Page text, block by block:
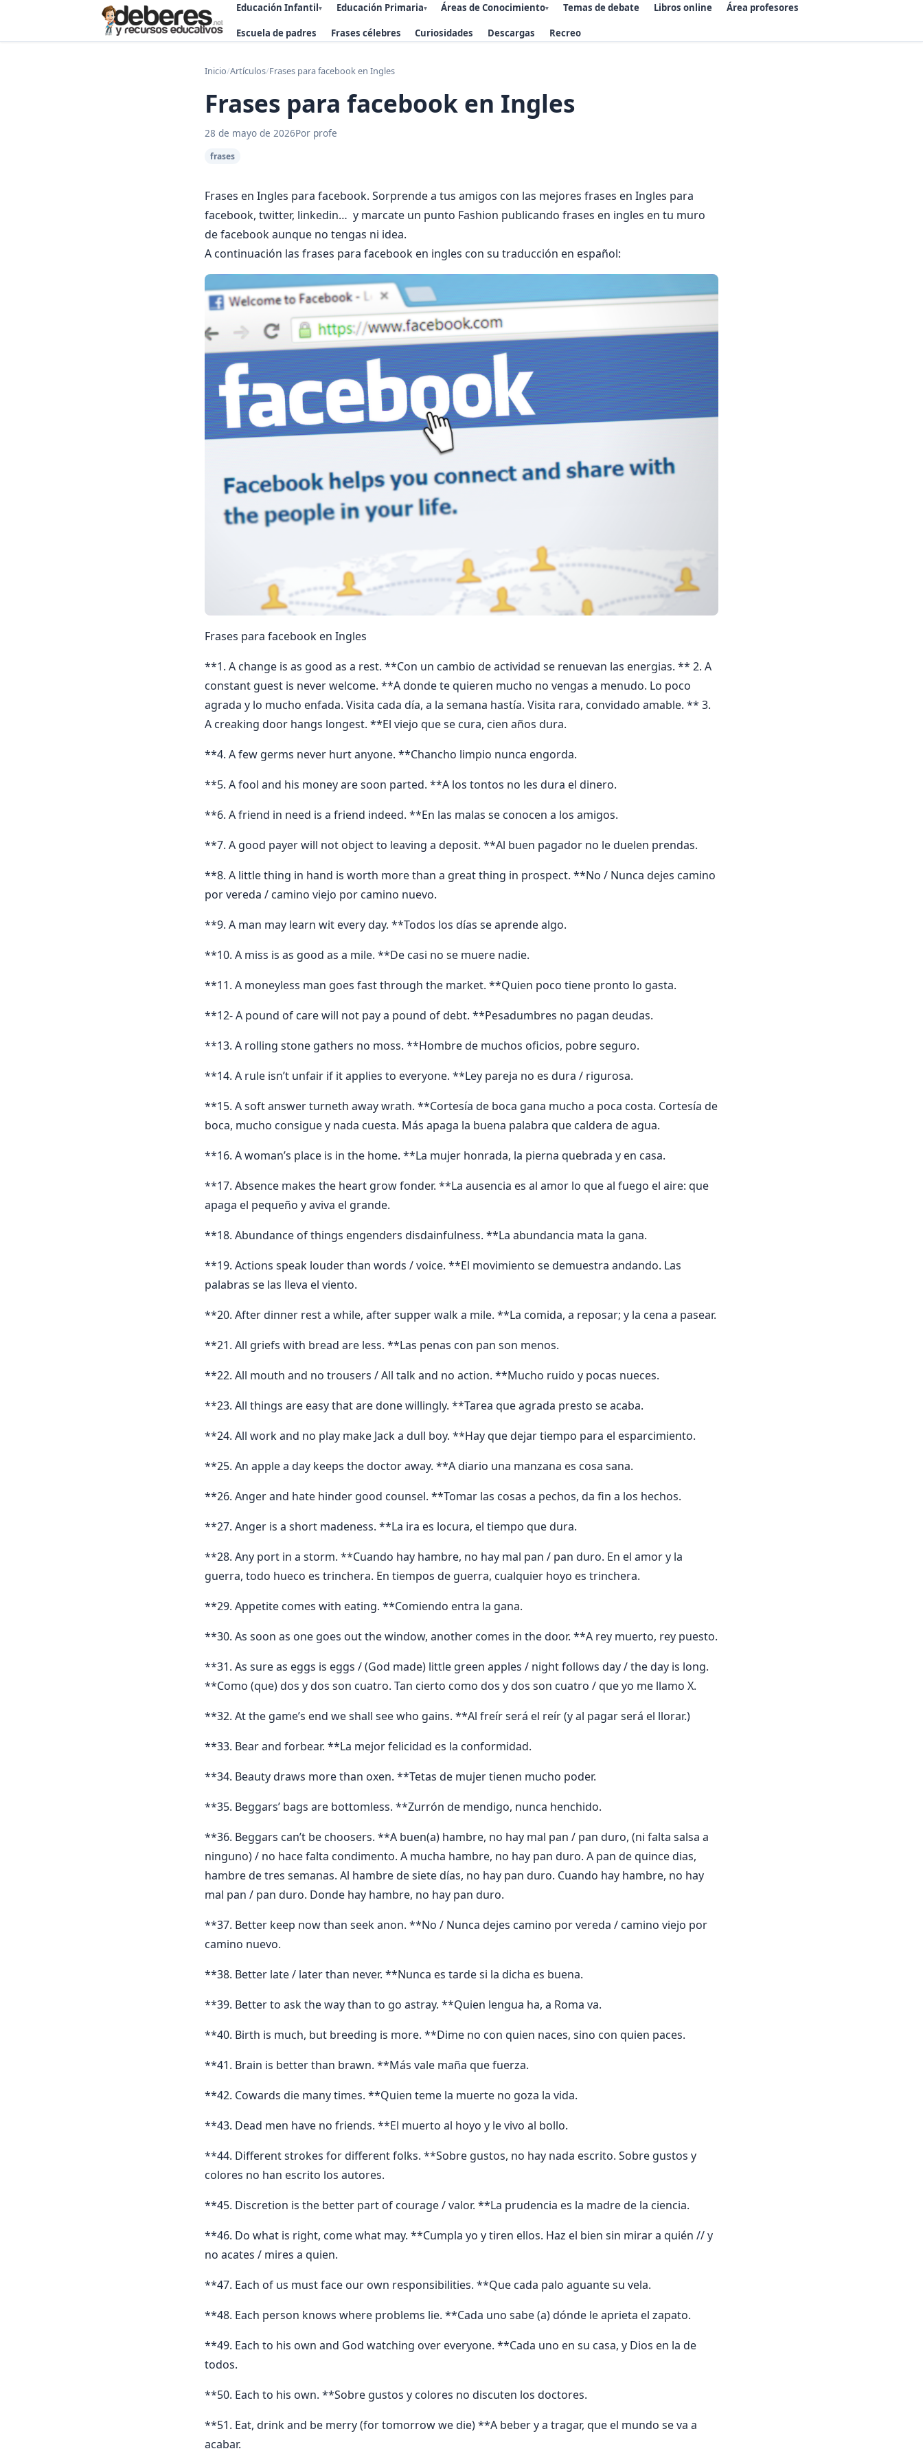
Educación Infantil▾ Educación Primaria▾ Áreas de Conocimiento▾ Temas de debate Libros online Área profesores
Escuela de padres Frases célebres Curiosidades Descargas Recreo
Inicio/Artículos/Frases para facebook en Ingles
Frases para facebook en Ingles
28 de mayo de 2026Por profe
frases
Frases en Ingles para facebook. Sorprende a tus amigos con las mejores frases en Ingles para
facebook, twitter, linkedin… y marcate un punto Fashion publicando frases en ingles en tu muro
de facebook aunque no tengas ni idea.
A continuación las frases para facebook en ingles con su traducción en español:
Frases para facebook en Ingles
**1. A change is as good as a rest. **Con un cambio de actividad se renuevan las energias. ** 2. A
constant guest is never welcome. **A donde te quieren mucho no vengas a menudo. Lo poco
agrada y lo mucho enfada. Visita cada día, a la semana hastía. Visita rara, convidado amable. ** 3.
A creaking door hangs longest. **El viejo que se cura, cien años dura.
**4. A few germs never hurt anyone. **Chancho limpio nunca engorda.
**5. A fool and his money are soon parted. **A los tontos no les dura el dinero.
**6. A friend in need is a friend indeed. **En las malas se conocen a los amigos.
**7. A good payer will not object to leaving a deposit. **Al buen pagador no le duelen prendas.
**8. A little thing in hand is worth more than a great thing in prospect. **No / Nunca dejes camino
por vereda / camino viejo por camino nuevo.
**9. A man may learn wit every day. **Todos los días se aprende algo.
**10. A miss is as good as a mile. **De casi no se muere nadie.
**11. A moneyless man goes fast through the market. **Quien poco tiene pronto lo gasta.
**12- A pound of care will not pay a pound of debt. **Pesadumbres no pagan deudas.
**13. A rolling stone gathers no moss. **Hombre de muchos oficios, pobre seguro.
**14. A rule isn’t unfair if it applies to everyone. **Ley pareja no es dura / rigurosa.
**15. A soft answer turneth away wrath. **Cortesía de boca gana mucho a poca costa. Cortesía de
boca, mucho consigue y nada cuesta. Más apaga la buena palabra que caldera de agua.
**16. A woman’s place is in the home. **La mujer honrada, la pierna quebrada y en casa.
**17. Absence makes the heart grow fonder. **La ausencia es al amor lo que al fuego el aire: que
apaga el pequeño y aviva el grande.
**18. Abundance of things engenders disdainfulness. **La abundancia mata la gana.
**19. Actions speak louder than words / voice. **El movimiento se demuestra andando. Las
palabras se las lleva el viento.
**20. After dinner rest a while, after supper walk a mile. **La comida, a reposar; y la cena a pasear.
**21. All griefs with bread are less. **Las penas con pan son menos.
**22. All mouth and no trousers / All talk and no action. **Mucho ruido y pocas nueces.
**23. All things are easy that are done willingly. **Tarea que agrada presto se acaba.
**24. All work and no play make Jack a dull boy. **Hay que dejar tiempo para el esparcimiento.
**25. An apple a day keeps the doctor away. **A diario una manzana es cosa sana.
**26. Anger and hate hinder good counsel. **Tomar las cosas a pechos, da fin a los hechos.
**27. Anger is a short madeness. **La ira es locura, el tiempo que dura.
**28. Any port in a storm. **Cuando hay hambre, no hay mal pan / pan duro. En el amor y la
guerra, todo hueco es trinchera. En tiempos de guerra, cualquier hoyo es trinchera.
**29. Appetite comes with eating. **Comiendo entra la gana.
**30. As soon as one goes out the window, another comes in the door. **A rey muerto, rey puesto.
**31. As sure as eggs is eggs / (God made) little green apples / night follows day / the day is long.
**Como (que) dos y dos son cuatro. Tan cierto como dos y dos son cuatro / que yo me llamo X.
**32. At the game’s end we shall see who gains. **Al freír será el reír (y al pagar será el llorar.)
**33. Bear and forbear. **La mejor felicidad es la conformidad.
**34. Beauty draws more than oxen. **Tetas de mujer tienen mucho poder.
**35. Beggars’ bags are bottomless. **Zurrón de mendigo, nunca henchido.
**36. Beggars can’t be choosers. **A buen(a) hambre, no hay mal pan / pan duro, (ni falta salsa a
ninguno) / no hace falta condimento. A mucha hambre, no hay pan duro. A pan de quince dias,
hambre de tres semanas. Al hambre de siete días, no hay pan duro. Cuando hay hambre, no hay
mal pan / pan duro. Donde hay hambre, no hay pan duro.
**37. Better keep now than seek anon. **No / Nunca dejes camino por vereda / camino viejo por
camino nuevo.
**38. Better late / later than never. **Nunca es tarde si la dicha es buena.
**39. Better to ask the way than to go astray. **Quien lengua ha, a Roma va.
**40. Birth is much, but breeding is more. **Dime no con quien naces, sino con quien paces.
**41. Brain is better than brawn. **Más vale maña que fuerza.
**42. Cowards die many times. **Quien teme la muerte no goza la vida.
**43. Dead men have no friends. **El muerto al hoyo y le vivo al bollo.
**44. Different strokes for different folks. **Sobre gustos, no hay nada escrito. Sobre gustos y
colores no han escrito los autores.
**45. Discretion is the better part of courage / valor. **La prudencia es la madre de la ciencia.
**46. Do what is right, come what may. **Cumpla yo y tiren ellos. Haz el bien sin mirar a quién // y
no acates / mires a quien.
**47. Each of us must face our own responsibilities. **Que cada palo aguante su vela.
**48. Each person knows where problems lie. **Cada uno sabe (a) dónde le aprieta el zapato.
**49. Each to his own and God watching over everyone. **Cada uno en su casa, y Dios en la de
todos.
**50. Each to his own. **Sobre gustos y colores no discuten los doctores.
**51. Eat, drink and be merry (for tomorrow we die) **A beber y a tragar, que el mundo se va a
acabar.